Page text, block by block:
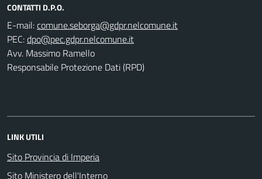
CONTATTI D.P.O.
E-mail:
PEC:
Avv. Massimo Ramello
Responsabile Protezione Dati (RPD)
LINK UTILI
Sito Provincia di Imperia
Sito Ministero dell'Interno